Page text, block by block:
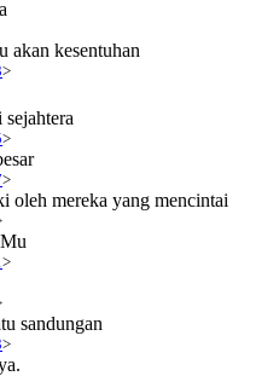
akan kesentuhan
>
sejahtera
>
>
oleh mereka yang mencintai
>
sandungan
>